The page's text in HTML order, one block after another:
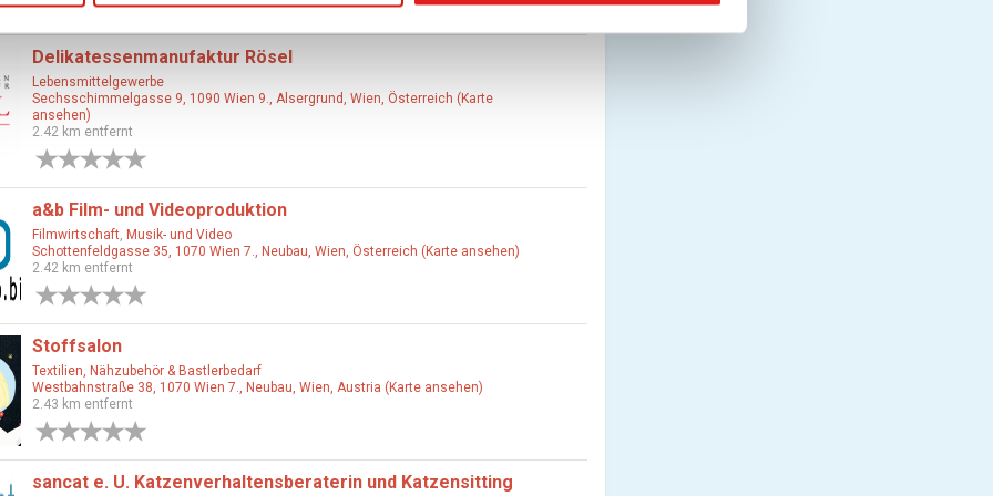
0 Bewertungen
Delikatessenmanufaktur Rösel
Lebensmittelgewerbe
Sechsschimmelgasse 9, 1090 Wien 9., Alsergrund, Wien, Österreich (Karte
ansehen)
2.42 km entfernt
a&b Film- und Videoproduktion
Filmwirtschaft, Musik- und Video
Schottenfeldgasse 35, 1070 Wien 7., Neubau, Wien, Österreich (Karte ansehen)
2.42 km entfernt
Stoffsalon
Textilien, Nähzubehör & Bastlerbedarf
Westbahnstraße 38, 1070 Wien 7., Neubau, Wien, Austria (Karte ansehen)
2.43 km entfernt
sancat e. U. Katzenverhaltensberaterin und Katzensitting